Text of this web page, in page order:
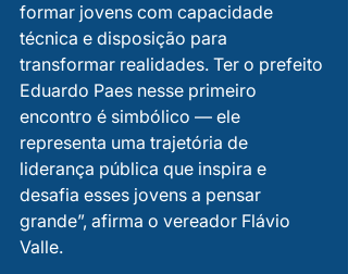
formar jovens com capacidade
técnica e disposição para
transformar realidades. Ter o prefeito
Eduardo Paes nesse primeiro
encontro é simbólico — ele
representa uma trajetória de
liderança pública que inspira e
desafia esses jovens a pensar
grande”, afirma o vereador Flávio
Valle.